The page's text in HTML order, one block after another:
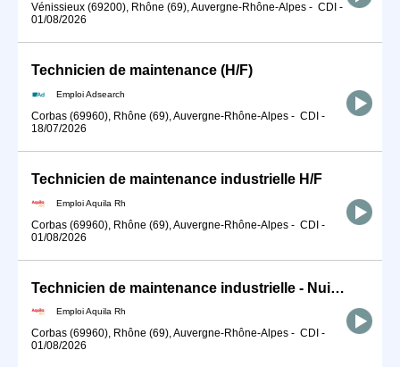
Vénissieux (69200), Rhône (69), Auvergne-Rhône-Alpes - CDI -
01/08/2026
Technicien de maintenance (H/F)
Emploi Adsearch
Corbas (69960), Rhône (69), Auvergne-Rhône-Alpes - CDI -
18/07/2026
Technicien de maintenance industrielle H/F
Emploi Aquila Rh
Corbas (69960), Rhône (69), Auvergne-Rhône-Alpes - CDI -
01/08/2026
Technicien de maintenance industrielle - Nuit H/F
Emploi Aquila Rh
Corbas (69960), Rhône (69), Auvergne-Rhône-Alpes - CDI -
01/08/2026